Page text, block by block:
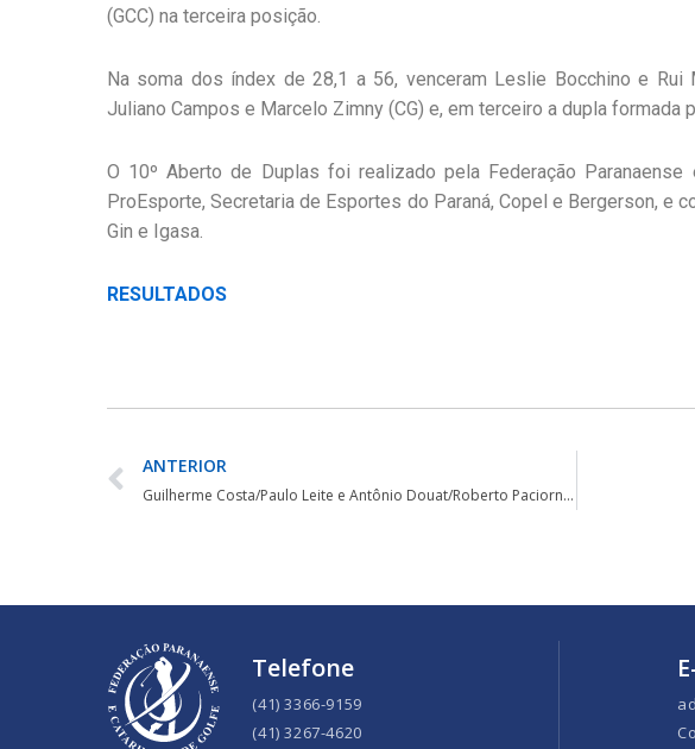
(GCC) na terceira posição.
Na soma dos índex de 28,1 a 56, venceram Leslie Bocchino e Rui
Juliano Campos e Marcelo Zimny (CG) e, em terceiro a dupla formada
O 10º Aberto de Duplas foi realizado pela Federação
ProEsporte, Secretaria de Esportes do Paraná, Copel e Bergerson, e
Gin e Igasa.
RESULTADOS
ANTERIOR
Guilherme Costa/Paulo Leite e Antônio Douat/Roberto Paciornik lideram empatados o 10º Aberto de Duplas da FPCG
Telefone
(41) 3366-9159
(41) 3267-4620